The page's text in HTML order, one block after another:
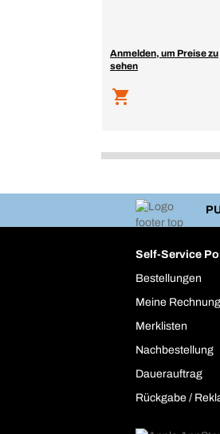
Anmelden, um Preise zu
sehen
Self-Service
Bestellungen
Meine
Merklisten
Nachbestellung
Dauerauftrag
Rückgabe /